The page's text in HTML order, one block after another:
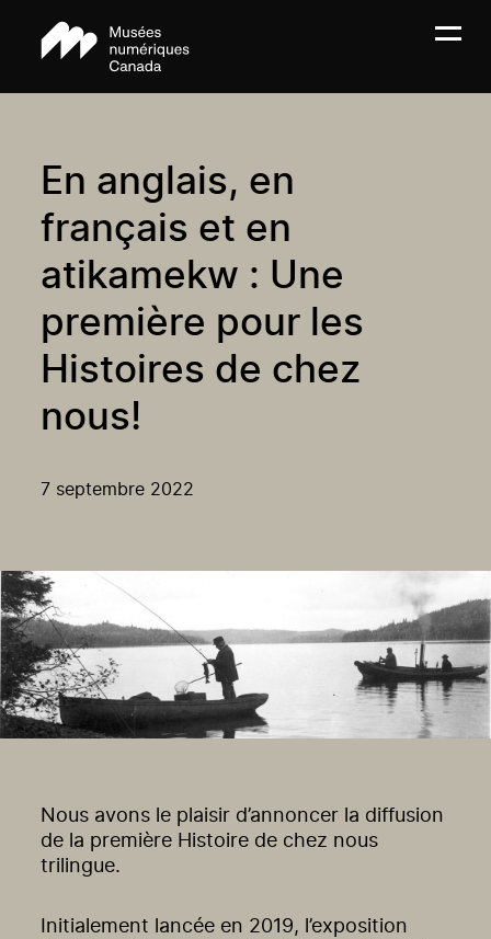
En anglais, en
français et en
atikamekw : Une
première pour les
Histoires de chez
nous!
7 septembre 2022
Nous avons le plaisir d’annoncer la diffusion
de la première Histoire de chez nous
trilingue.
Initialement lancée en 2019, l’exposition